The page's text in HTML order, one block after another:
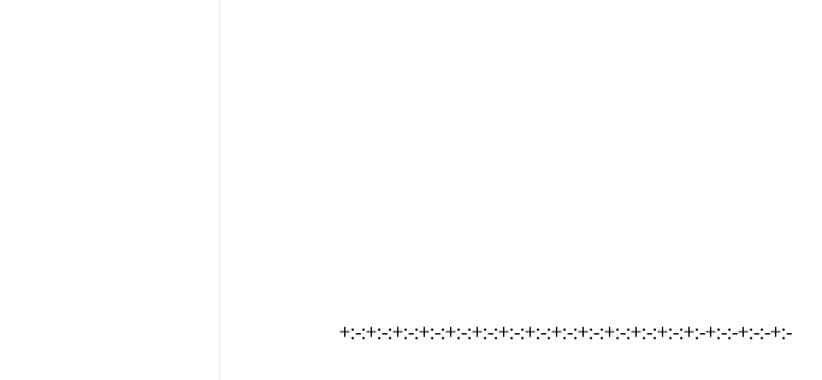
+:-:+:-:+:-:+:-:+:-:+:-:+:-:+:-:+:-:+:-:+:-:+:-:+:-:+:-+:-:-+:-:-+:-